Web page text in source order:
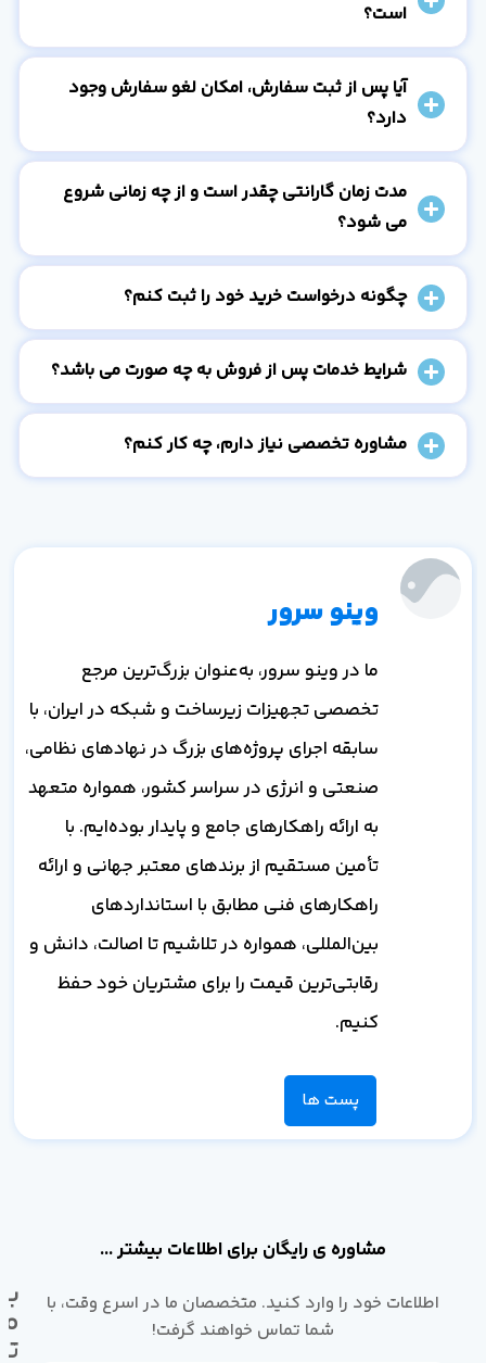
است؟
آیا پس از ثبت سفارش، امکان لغو سفارش وجود
دارد؟
مدت زمان گارانتی چقدر است و از چه زمانی شروع
می شود؟
چگونه درخواست خرید خود را ثبت کنم؟
شرایط خدمات پس از فروش به چه صورت می باشد؟
مشاوره تخصصی نیاز دارم، چه کار کنم؟
وینو سرور
ما در وینو سرور، به‌عنوان بزرگ‌ترین مرجع
تخصصی تجهیزات زیرساخت و شبکه در ایران، با
سابقه اجرای پروژه‌های بزرگ در نهادهای نظامی،
صنعتی و انرژی در سراسر کشور، همواره متعهد
به ارائه راهکارهای جامع و پایدار بوده‌ایم. با
تأمین مستقیم از برندهای معتبر جهانی و ارائه
راهکارهای فنی مطابق با استانداردهای
بین‌المللی، همواره در تلاشیم تا اصالت، دانش و
رقابتی‌ترین قیمت را برای مشتریان خود حفظ
کنیم.
پست ها
مشاوره ی رایگان برای اطلاعات بیشتر ...
اطلاعات خود را وارد کنید. متخصصان ما در اسرع وقت، با
شما تماس خواهند گرفت!
با